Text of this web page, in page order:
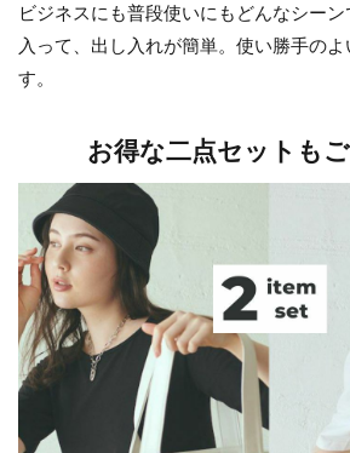
ビジネスにも普段使いにもどんなシー
入って、出し入れが簡単。使い勝手の
す。
お得な二点セットも